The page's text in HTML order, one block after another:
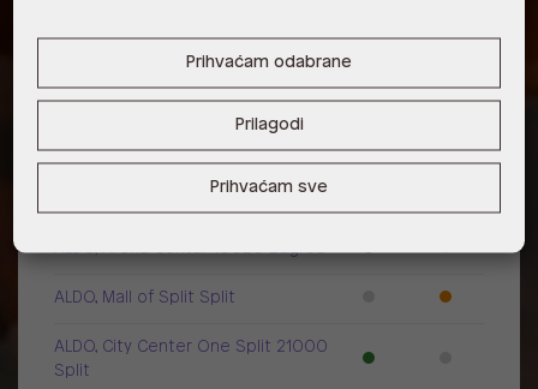
Dostupno
ALDO, City Center One East 10000
ALDO, City Center One West
ALDO, Arena Centar 10020 Zagreb
ALDO, Mall of Split Split
ALDO, City Center One Split 21000
Split
Prihvaćam odabrane
Prilagodi
Prihvaćam sve